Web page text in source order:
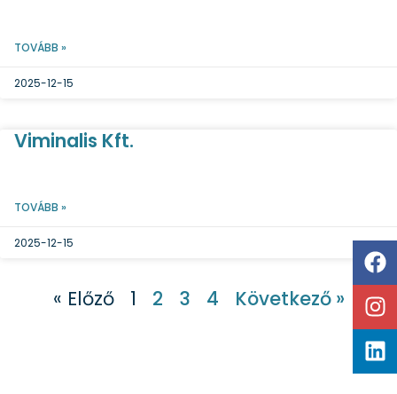
TOVÁBB »
2025-12-15
Viminalis Kft.
TOVÁBB »
2025-12-15
« Előző 1 2 3 4 Következő »